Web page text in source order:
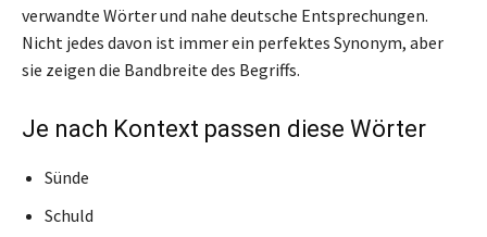
verwandte Wörter und nahe deutsche Entsprechungen.
Nicht jedes davon ist immer ein perfektes Synonym, aber
sie zeigen die Bandbreite des Begriffs.
Je nach Kontext passen diese Wörter
Sünde
Schuld